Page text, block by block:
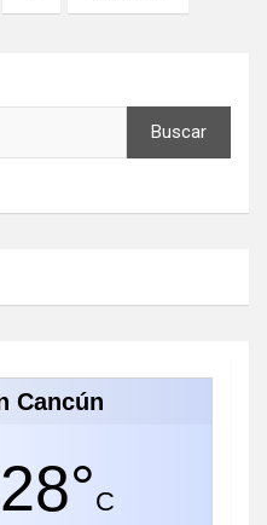
Buscar
Cancún
28°C